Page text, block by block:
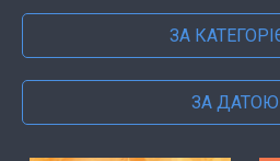
ЗА
ЗА ДАТОЮ